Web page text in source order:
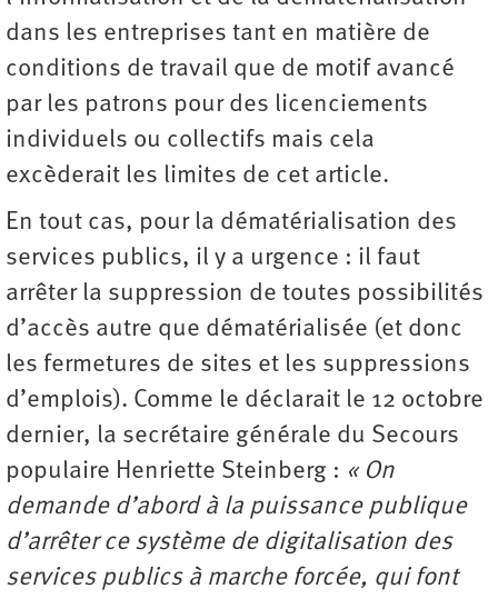
dans les entreprises tant en matière de
conditions de travail que de motif avancé
par les patrons pour des licenciements
individuels ou collectifs mais cela
excèderait les limites de cet article.
En tout cas, pour la dématérialisation des
services publics, il y a urgence : il faut
arrêter la suppression de toutes possibilités
d’accès autre que dématérialisée (et donc
les fermetures de sites et les suppressions
d’emplois). Comme le déclarait le 12 octobre
dernier, la secrétaire générale du Secours
populaire Henriette Steinberg : « On
demande d’abord à la puissance publique
d’arrêter ce système de digitalisation des
services publics à marche forcée, qui font